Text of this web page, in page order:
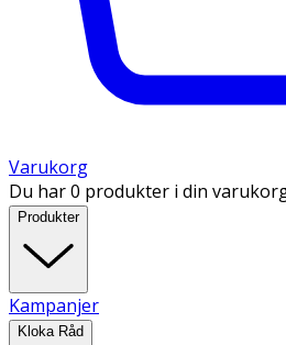
Varukorg
Du har 0 produkter i din
Produkter
Kampanjer
Kloka Råd